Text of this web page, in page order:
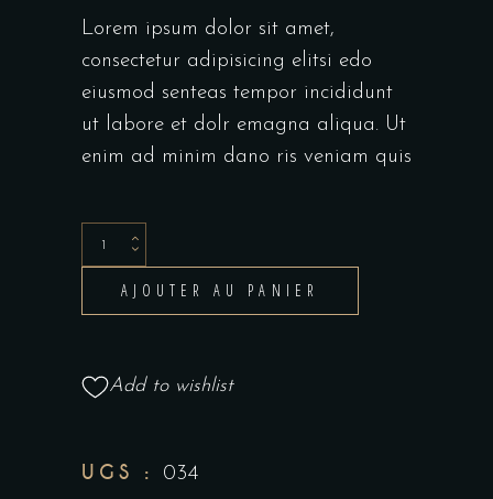
Lorem ipsum dolor sit amet,
consectetur adipisicing elitsi edo
eiusmod senteas tempor incididunt
ut labore et dolr emagna aliqua. Ut
enim ad minim dano ris veniam quis
AJOUTER AU PANIER
Add to wishlist
UGS : 034